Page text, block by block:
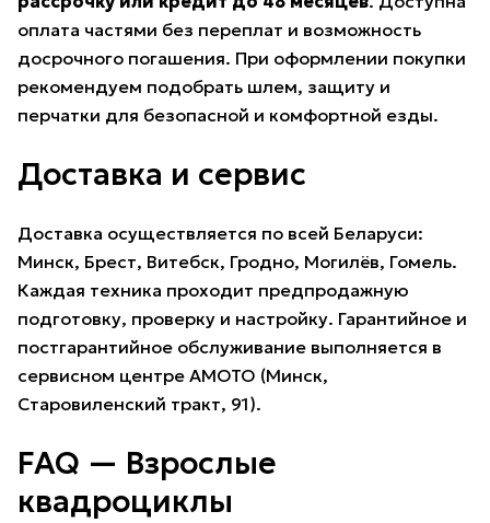
оплата частями без переплат и возможность
досрочного погашения. При оформлении покупки
рекомендуем подобрать шлем, защиту и
перчатки для безопасной и комфортной езды.
Доставка и сервис
Доставка осуществляется по всей Беларуси:
Минск, Брест, Витебск, Гродно, Могилёв, Гомель.
Каждая техника проходит предпродажную
подготовку, проверку и настройку. Гарантийное и
постгарантийное обслуживание выполняется в
сервисном центре AMOTO (Минск,
Старовиленский тракт, 91).
FAQ — Взрослые
квадроциклы